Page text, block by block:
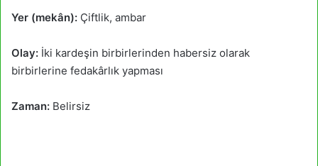
Yer (mekân): Çiftlik, ambar
Olay: İki kardeşin birbirlerinden habersiz olarak
birbirlerine fedakârlık yapması
Zaman: Belirsiz